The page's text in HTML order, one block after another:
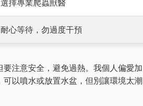
選擇專業爬蟲獸醫
耐心等待，勿過度干預
注意安全，避免過熱。我個人偏愛加
以噴水或放置水盆，但別讓環境太潮